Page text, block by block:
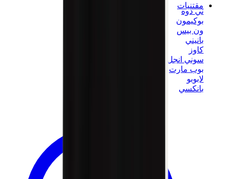
مقتنيات
ني دوه
بوكيمون
ون بيس
بانيني
كاوز
سوني انجل
بوب مارت
لابوبو
بانكسي